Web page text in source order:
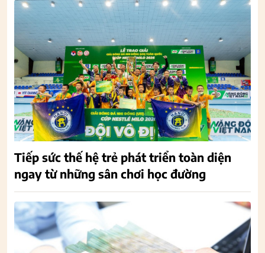
Tiếp sức thế hệ trẻ phát triển toàn diện
ngay từ những sân chơi học đường